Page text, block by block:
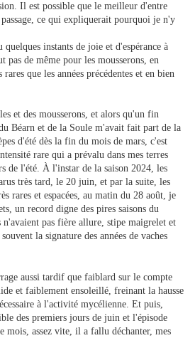
Il est possible que le meilleur d'entre
ce qui expliquerait pourquoi je n'y
instants de joie et d'espérance à
pas de même pour les mousserons, en
que les années précédentes et en bien
et des mousserons, et alors qu'un fin
Béarn et de la Soule m'avait fait part de la
d'été dès la fin du mois de mars, c'est
rare qui a prévalu dans mes terres
de l'été. À l'instar de la saison 2024, les
très tard, le 20 juin, et par la suite, les
rares et espacées, au matin du 28 août, je
un record digne des pires saisons du
n'avaient pas fière allure, stipe maigrelet et
la signature des années de vaches
aussi tardif que faiblard sur le compte
et faiblement ensoleillé, freinant la hausse
à l'activité mycélienne. Et puis,
des premiers jours de juin et l'épisode
mois, assez vite, il a fallu déchanter, mes